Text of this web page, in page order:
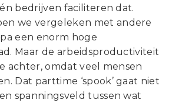
bedrijven faciliteren dat.
we vergeleken met andere
een enorm hoge
Maar de arbeidsproductiviteit
achter, omdat veel mensen
Dat parttime ‘spook’ gaat niet
spanningsveld tussen wat